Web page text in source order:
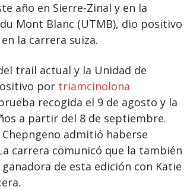
año en Sierre-Zinal y en la
Mont Blanc (UTMB), dio positivo
la carrera suiza.
trail actual y la Unidad de
por triamcinolona
recogida el 9 de agosto y la
a partir del 8 de septiembre.
admitió haberse
carrera comunicó que la también
de esta edición con Katie